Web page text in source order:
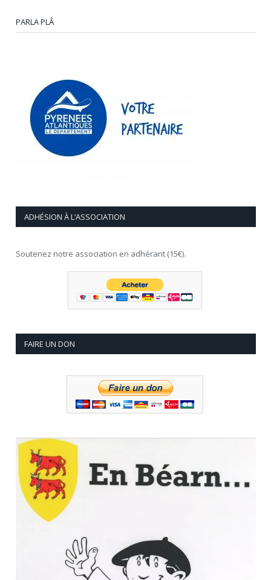
PARLA PLÂ
ADHÉSION À L’ASSOCIATION
Soutenez notre association en adhérant (15€).
FAIRE UN DON